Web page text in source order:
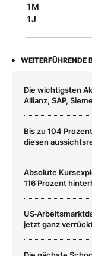
1M
1J
WEITERFÜHRENDE
Die wichtigsten
Allianz, SAP,
Bis zu 104
diesen
Absolute
116 Prozent
jetzt ganz